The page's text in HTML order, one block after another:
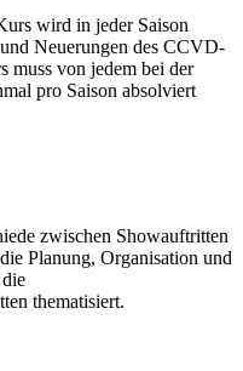
wird in jeder Saison
Neuerungen des CCVD-
muss von jedem bei der
pro Saison absolviert
zwischen Showauftritten
Planung, Organisation und
thematisiert.